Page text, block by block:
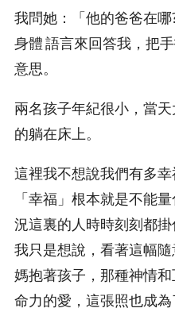
我問她：「他的爸爸在
身體 語言來回答我，把
意思。
兩名孩子年紀很小，當
的躺在床上。
這裡我不想說我們有多
「幸福」根本就是不能
況這裏的人時時刻刻都掛
我只是想說，看著這幅
媽抱著孩子，那種神情
命力的愛，這張照也成為